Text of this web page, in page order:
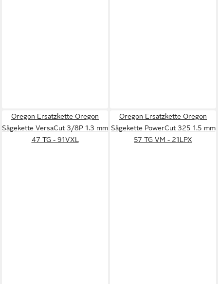
Oregon Ersatzkette Oregon
Sägekette VersaCut 3/8P 1.3 mm
47 TG - 91VXL
Oregon Ersatzkette Oregon
Sägekette PowerCut 325 1.5 mm
57 TG VM - 21LPX